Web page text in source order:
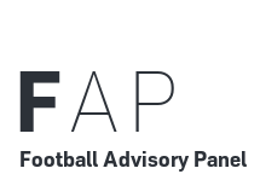
FAP
Football Advisory Panel